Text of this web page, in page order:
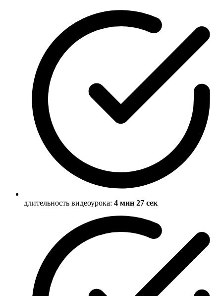
длительность видеоурока: 4 мин 27 сек